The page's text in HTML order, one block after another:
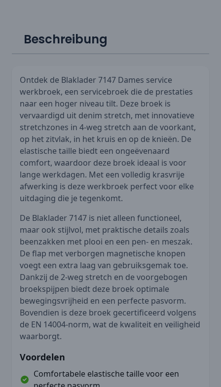
Beschreibung
Ontdek de Blaklader 7147 Dames service
werkbroek, een servicebroek die de prestaties
naar een hoger niveau tilt. Deze broek is
vervaardigd uit denim stretch, met innovatieve
stretchzones in 4-weg stretch aan de voorkant,
op het zitvlak, in het kruis en op de knieën. De
elastische taille biedt een ongeëvenaard
comfort, waardoor deze broek ideaal is voor
lange werkdagen. Met een volledig krasvrije
afwerking is deze werkbroek perfect voor elke
uitdaging die je tegenkomt.
De Blaklader 7147 is niet alleen functioneel,
maar ook stijlvol, met praktische details zoals
beenzakken met plooi en een pen- en meszak.
De flap met verborgen magnetische knopen
voegt een extra laag van gebruiksgemak toe.
Dankzij de 2-weg stretch en de voorgebogen
broekspijpen biedt deze broek optimale
bewegingsvrijheid en een perfecte pasvorm.
Bovendien is deze broek gecertificeerd volgens
de EN 14004-norm, wat de kwaliteit en veiligheid
waarborgt.
Voordelen
Comfortabele elastische taille voor een